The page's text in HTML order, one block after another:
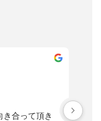
き合って頂き